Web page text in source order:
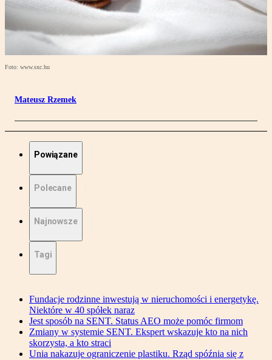
Foto: www.sxc.hu
Mateusz Rzemek
Powiązane
Polecane
Najnowsze
Tagi
Fundacje rodzinne inwestują w nieruchomości i energetykę.
Niektóre w 40 spółek naraz
Jest sposób na SENT. Status AEO może pomóc firmom
Zmiany w systemie SENT. Ekspert wskazuje kto na nich
skorzysta, a kto straci
Unia nakazuje ograniczenie plastiku. Rząd spóźnia się z